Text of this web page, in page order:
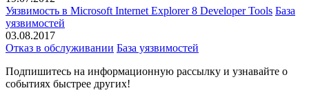
Уязвимость в Microsoft Internet Explorer 8 Developer Tools База
уязвимостей
03.08.2017
Отказ в обслуживании База уязвимостей
Подпишитесь на информационную рассылку и узнавайте о
событиях быстрее других!